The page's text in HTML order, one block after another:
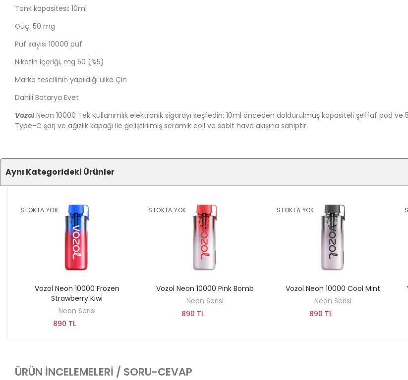
Tank kapasitesi: 10ml
Güç: 50 mg
Puf sayısı 10000 puf
Nikotin içeriği, mg 50 (%5)
Marka tescilinin yapıldığı ülke Çin
Dahili Batarya Evet
VozolNeon 10000 Tek Kullanımlık elektronik sigarayı keşfedin: 10ml önceden doldurulmuş kapasiteli şeffaf pod
Type-C şarj ve ağızlık kapağı ile geliştirilmiş seramik coil ve sabit hava akışına sahiptir.
Aynı Kategorideki Ürünler
STOKTA YOK
KEŞFET
Vozol Neon 10000 Frozen
Strawberry Kiwi
Neon Serisi
890 TL
STOKTA YOK
KEŞFET
Vozol Neon 10000 Pink Bomb
Neon Serisi
890 TL
STOKTA YOK
KEŞFET
Vozol Neon 10000 Cool Mint
Neon Serisi
890 TL
ÜRÜN İNCELEMELERI / SORU-CEVAP